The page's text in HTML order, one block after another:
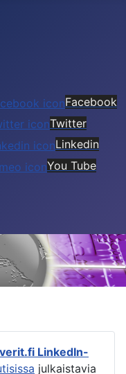
Facebook
Twitter
Linkedin
You Tube
LinkedIn-
julkaistavia